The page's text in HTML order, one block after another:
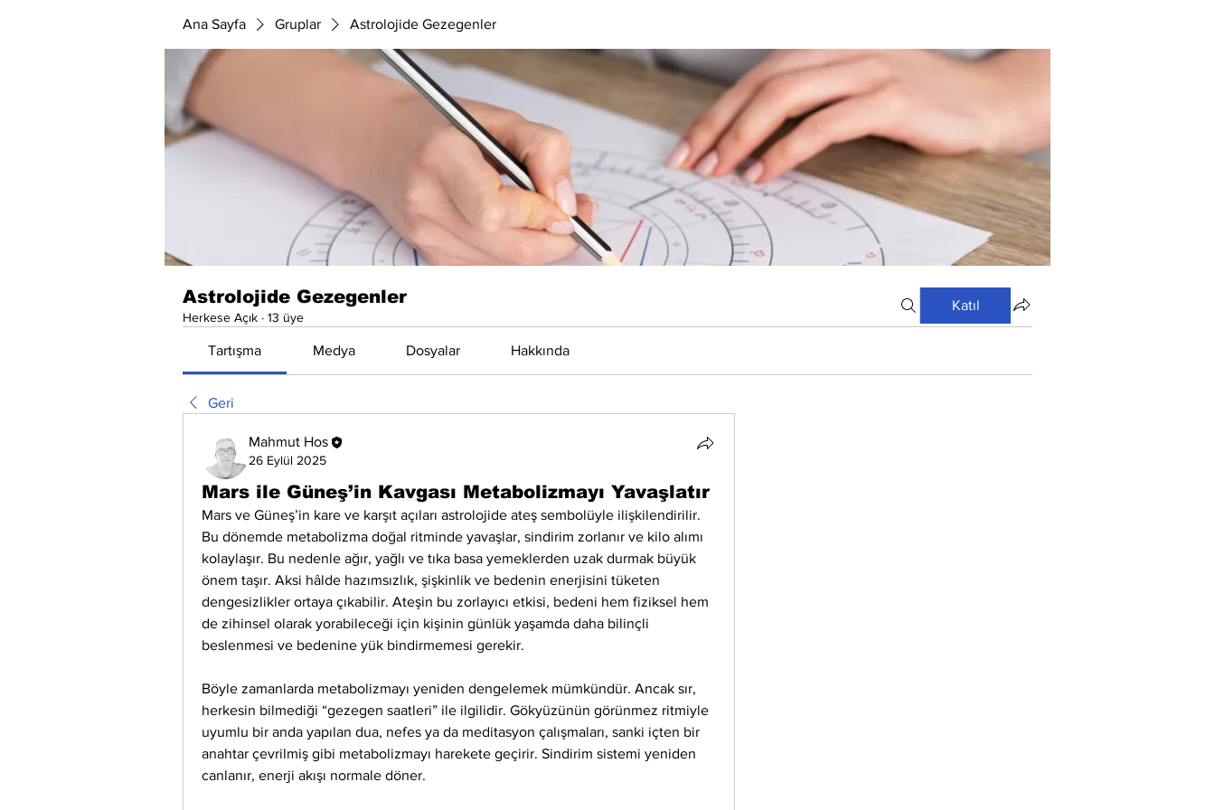
Ana Sayfa Gruplar Astrolojide Gezegenler
Astrolojide Gezegenler
Herkese Açık · 13 üye
Katıl
Tartışma Medya Dosyalar Hakkında
Geri
Mahmut Hos
26 Eylül 2025
Mars ile Güneş’in Kavgası Metabolizmayı Yavaşlatır
Mars ve Güneş’in kare ve karşıt açıları astrolojide ateş sembolüyle ilişkilendirilir.
Bu dönemde metabolizma doğal ritminde yavaşlar, sindirim zorlanır ve kilo alımı
kolaylaşır. Bu nedenle ağır, yağlı ve tıka basa yemeklerden uzak durmak büyük
önem taşır. Aksi hâlde hazımsızlık, şişkinlik ve bedenin enerjisini tüketen
dengesizlikler ortaya çıkabilir. Ateşin bu zorlayıcı etkisi, bedeni hem fiziksel hem
de zihinsel olarak yorabileceği için kişinin günlük yaşamda daha bilinçli
beslenmesi ve bedenine yük bindirmemesi gerekir.
Böyle zamanlarda metabolizmayı yeniden dengelemek mümkündür. Ancak sır,
herkesin bilmediği “gezegen saatleri” ile ilgilidir. Gökyüzünün görünmez ritmiyle
uyumlu bir anda yapılan dua, nefes ya da meditasyon çalışmaları, sanki içten bir
anahtar çevrilmiş gibi metabolizmayı harekete geçirir. Sindirim sistemi yeniden
canlanır, enerji akışı normale döner.